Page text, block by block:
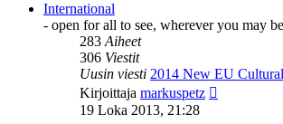
International
- open for all to see, wherever you may be
283Aiheet
306 Viestit
Uusin viesti 2014 New EU
Kirjoittaja markuspetz
19 Loka 2013, 21:28